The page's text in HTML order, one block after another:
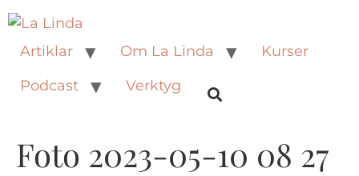
Artiklar Om La Linda
Kurser
Podcast
Verktyg
Foto 2023-05-10 08 27